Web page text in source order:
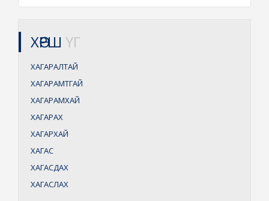
ХӨРШ ҮГ
ХАГАРАЛТАЙ
ХАГАРАМТГАЙ
ХАГАРАМХАЙ
ХАГАРАХ
ХАГАРХАЙ
ХАГАС
ХАГАСДАХ
ХАГАСЛАХ